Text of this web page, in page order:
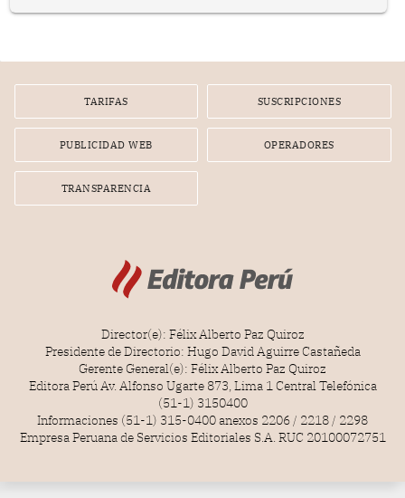
TARIFAS SUSCRIPCIONES
PUBLICIDAD WEB OPERADORES
TRANSPARENCIA
Director(e): Félix Alberto Paz Quiroz
Presidente de Directorio: Hugo David Aguirre Castañeda
Gerente General(e): Félix Alberto Paz Quiroz
Editora Perú Av. Alfonso Ugarte 873, Lima 1 Central Telefónica
(51-1) 3150400
Informaciones (51-1) 315-0400 anexos 2206 / 2218 / 2298
Empresa Peruana de Servicios Editoriales S.A. RUC 20100072751